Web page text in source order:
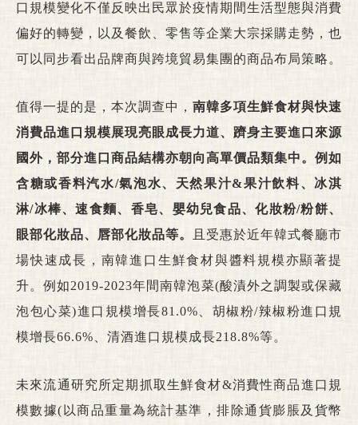
口規模變化不僅反映出民眾於疫情期間生活型態與消費
偏好的轉變，以及餐飲、零售等企業大宗採購走勢，也
可以同步看出品牌商與跨境貿易集團的商品布局策略。
值得一提的是，本次調查中， 南韓多項生鮮食材與快速
消費品進口規模展現亮眼成長力道、躋身主要進口來源
國外，部分進口商品結構亦朝向高單價品類集中。例如
含糖或香料汽水/氣泡水、天然果汁&果汁飲料、冰淇
淋/冰棒、速食麵、香皂、嬰幼兒食品、化妝粉/粉餅、
眼部化妝品、唇部化妝品等。
且受惠於近年韓式餐廳市
場快速成長，南韓進口生鮮食材與醬料規模亦顯著提
升。例如2019-2023年間南韓泡菜(酸漬外之調製或保藏
泡包心菜)進口規模增長81.0%、胡椒粉/辣椒粉進口規
模增長66.6%、清酒進口規模成長218.8%等。
未來流通研究所定期抓取生鮮食材&消費性商品進口規
模數據(以商品重量為統計基準，排除通貨膨脹及貨幣